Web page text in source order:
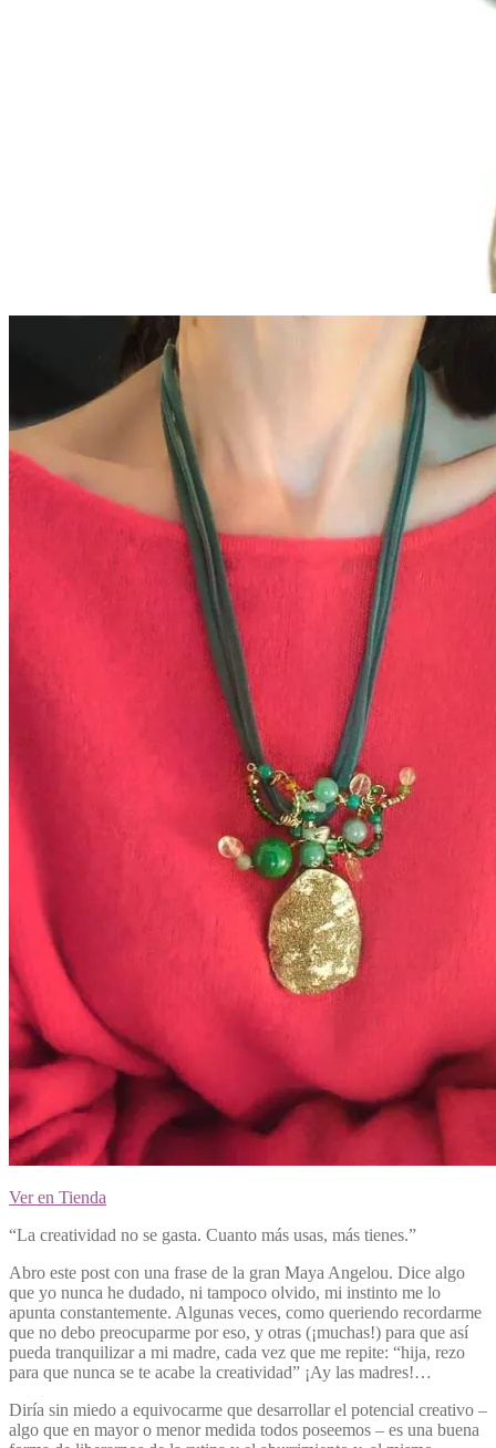
Ver en Tienda
“La creatividad no se gasta. Cuanto más usas, más tienes.”
Abro este post con una frase de la gran Maya Angelou. Dice algo
que yo nunca he dudado, ni tampoco olvido, mi instinto me lo
apunta constantemente. Algunas veces, como queriendo recordarme
que no debo preocuparme por eso, y otras (¡muchas!) para que así
pueda tranquilizar a mi madre, cada vez que me repite: “hija, rezo
para que nunca se te acabe la creatividad” ¡Ay las madres!…
Diría sin miedo a equivocarme que desarrollar el potencial creativo –
algo que en mayor o menor medida todos poseemos – es una buena